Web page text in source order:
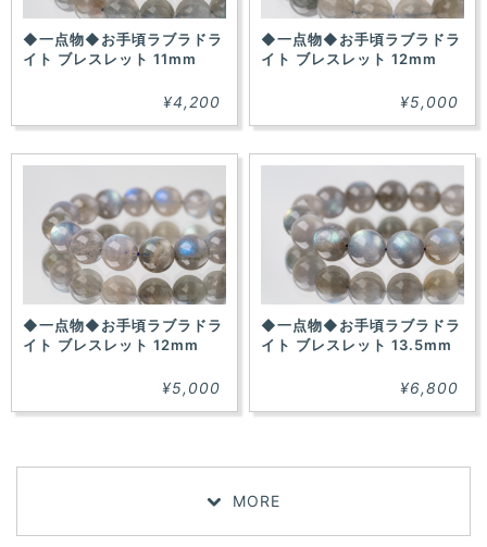
◆一点物◆お手頃ラブラドラ
イト ブレスレット 11mm
¥4,200
◆一点物◆お手頃ラブラドラ
イト ブレスレット 12mm
¥5,000
◆一点物◆お手頃ラブラドラ
イト ブレスレット 12mm
¥5,000
◆一点物◆お手頃ラブラドラ
イト ブレスレット 13.5mm
¥6,800
MORE